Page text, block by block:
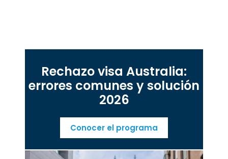
Rechazo visa Australia:
errores comunes y solución
2026
Conocer el programa